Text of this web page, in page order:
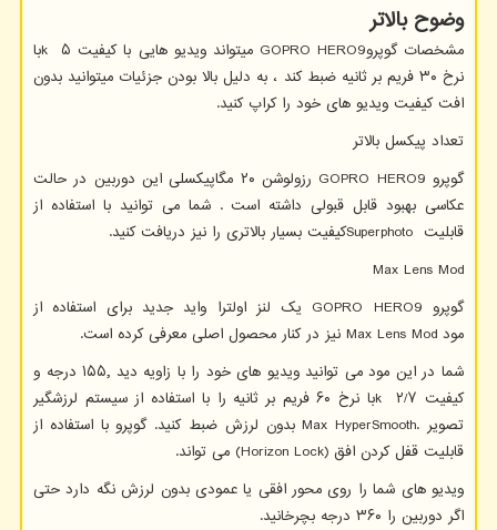
وضوح بالاتر
مشخصات گوپروGOPRO HERO9میتواند ویدیو هایی با کیفیت ۵ kبا
نرخ ۳۰ فریم بر ثانیه ضبط کند ، به دلیل بالا بودن جزئیات میتوانید بدون
افت کیفیت ویدیو های خود را کراپ کنید.
تعداد پیکسل بالاتر
گوپرو GOPRO HERO9
رزولوشن ۲۰ مگاپیکسلی این دوربین در حالت
عکاسی بهبود قابل قبولی داشته است . شما می توانید با استفاده از
قابلیت Superphotoکیفیت بسیار بالاتری را نیز دریافت کنید.
Max Lens Mod
گوپرو GOPRO HERO9 یک لنز اولترا واید جدید برای استفاده از
مود Max Lens Mod نیز در کنار محصول اصلی معرفی کرده است.
شما در این مود می توانید ویدیو های خود را با زاویه دید ۱۵۵٫ درجه و
کیفیت ۲/۷
k
با نرخ ۶۰ فریم بر ثانیه را با استفاده از سیستم لرزشگیر
تصویرMax HyperSmooth.بدون لرزش ضبط کنید. گوپرو با استفاده از
قابلیت قفل کردن افق (Horizon Lock) می تواند.
ویدیو های شما را روی محور افقی یا عمودی بدون لرزش نگه دارد حتی
اگر دوربین را ۳۶۰ درجه بچرخانید.